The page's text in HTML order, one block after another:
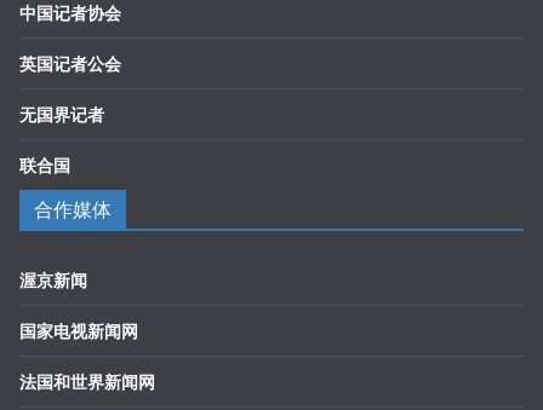
中国记者协会
英国记者公会
无国界记者
联合国
合作媒体
渥京新闻
国家电视新闻网
法国和世界新闻网